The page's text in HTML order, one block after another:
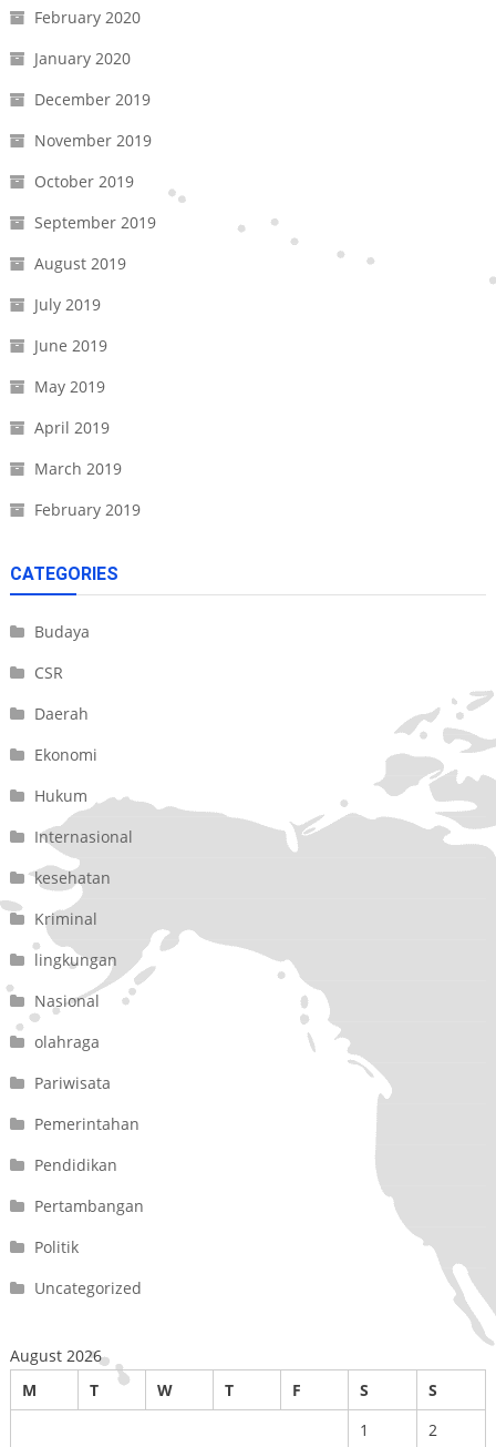
February 2020
January 2020
December 2019
November 2019
October 2019
September 2019
August 2019
July 2019
June 2019
May 2019
April 2019
March 2019
February 2019
CATEGORIES
Budaya
CSR
Daerah
Ekonomi
Hukum
Internasional
kesehatan
Kriminal
lingkungan
Nasional
olahraga
Pariwisata
Pemerintahan
Pendidikan
Pertambangan
Politik
Uncategorized
August 2026
M
T W T F S
S
1
2